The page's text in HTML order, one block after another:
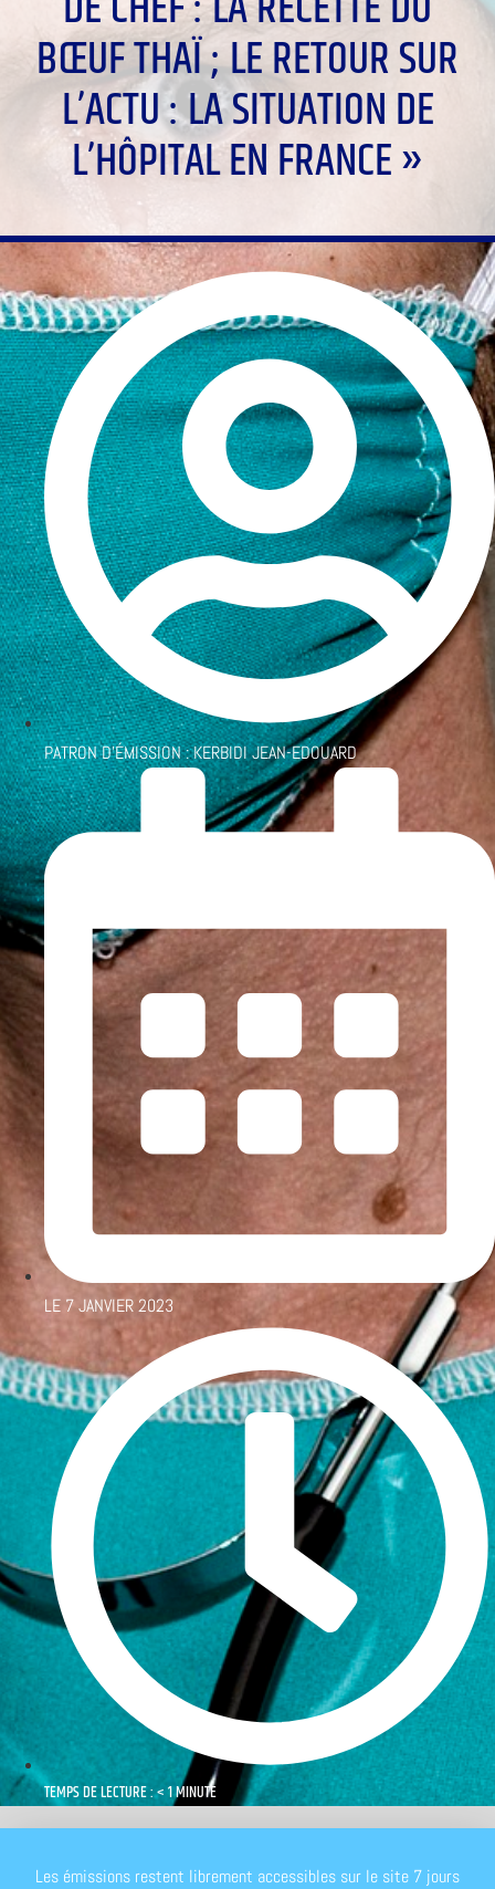
BŒUF THAÏ ; LE RETOUR SUR
L’ACTU : LA SITUATION DE
L’HÔPITAL EN FRANCE »
PATRON D'ÉMISSION :KERBIDI JEAN-EDOUARD
LE 7 JANVIER 2023
TEMPS DE LECTURE : < 1 MINUTE
Les émissions restent librement accessibles sur le site 7 jours